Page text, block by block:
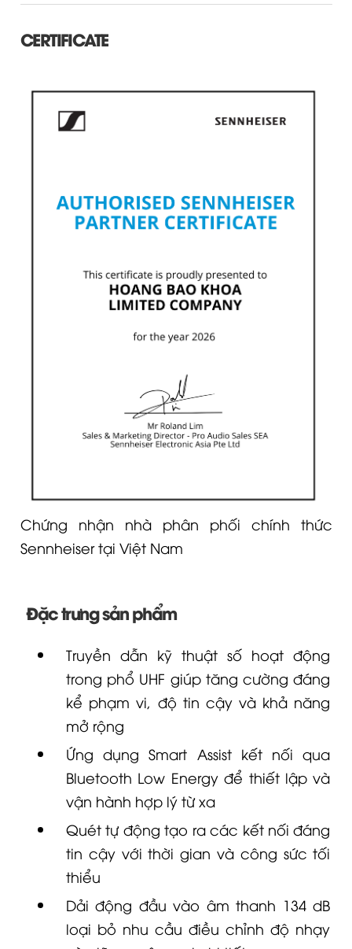
CERTIFICATE
Chứng nhận nhà phân phối chính thức
Sennheiser tại Việt Nam
Đặc trưng sản phẩm
Truyền dẫn kỹ thuật số hoạt động
trong phổ UHF giúp tăng cường đáng
kể phạm vi, độ tin cậy và khả năng
mở rộng
Ứng dụng Smart Assist kết nối qua
Bluetooth Low Energy để thiết lập và
vận hành hợp lý từ xa
Quét tự động tạo ra các kết nối đáng
tin cậy với thời gian và công sức tối
thiểu
Dải động đầu vào âm thanh 134 dB
loại bỏ nhu cầu điều chỉnh độ nhạy